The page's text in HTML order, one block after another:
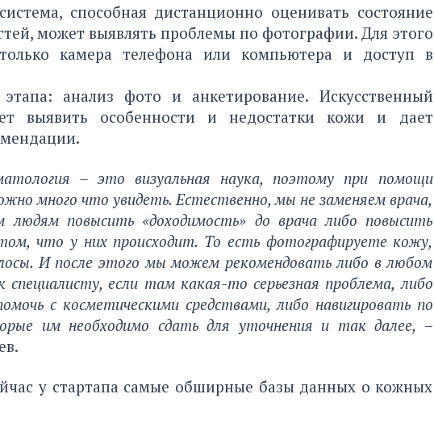
способная дистанционно оценивать состояние
может выявлять проблемы по фотографии. Для этого
камера телефона или компьютера и доступ в
анализ фото и анкетирование. Искусственный
выявить особенности и недостатки кожи и дает
– это визуальная наука, поэтому при помощи
много что увидеть. Естественно, мы не заменяем врача,
людям повысить «доходимость» до врача либо повысить
что у них происходит. То есть фотографируете кожу,
И после этого мы можем рекомендовать либо в любом
специалисту, если там какая-то серьезная проблема, либо
с косметическими средствами, либо навигировать по
им необходимо сдать для уточнения и так далее, –
у стартапа самые обширные базы данных о кожных